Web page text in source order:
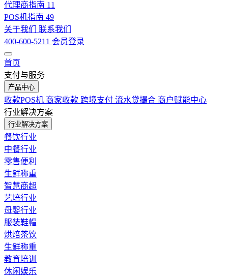
代理商指南 11
POS机指南 49
关于我们 联系我们
400-600-5211 会员登录
首页
支付与服务
产品中心
收款POS机 商家收款 跨境支付 流水贷撮合 商户赋能中心
行业解决方案
行业解决方案
餐饮行业
中餐行业
零售便利
生鲜称重
智慧商超
艺培行业
母婴行业
服装鞋帽
烘焙茶饮
生鲜称重
教育培训
休闲娱乐